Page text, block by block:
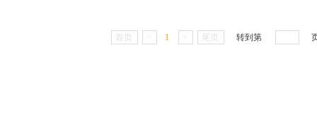
首页 < 1 > 尾页 转到第